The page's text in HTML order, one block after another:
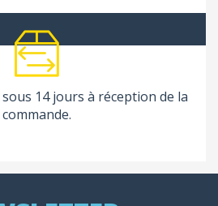
sous 14 jours à réception de la
commande.